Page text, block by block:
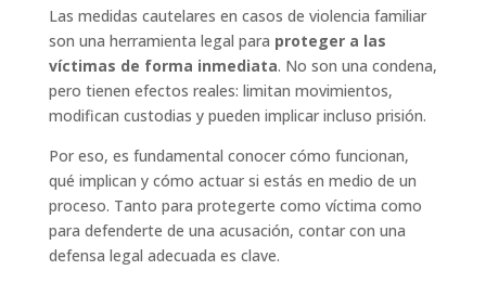
Las medidas cautelares en casos de violencia familiar
son una herramienta legal para proteger a las
víctimas de forma inmediata. No son una condena,
pero tienen efectos reales: limitan movimientos,
modifican custodias y pueden implicar incluso prisión.
Por eso, es fundamental conocer cómo funcionan,
qué implican y cómo actuar si estás en medio de un
proceso. Tanto para protegerte como víctima como
para defenderte de una acusación, contar con una
defensa legal adecuada es clave.